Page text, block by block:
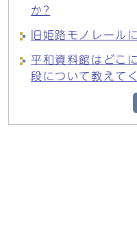
か?
旧姫路モノレール
平和資料館はどこ
段について教えて